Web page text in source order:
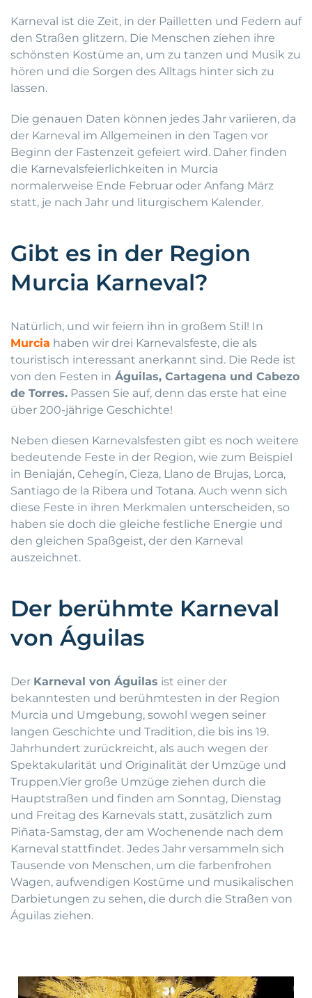
Karneval ist die Zeit, in der Pailletten und Federn auf
den Straßen glitzern. Die Menschen ziehen ihre
schönsten Kostüme an, um zu tanzen und Musik zu
hören und die Sorgen des Alltags hinter sich zu
lassen.
Die genauen Daten können jedes Jahr variieren, da
der Karneval im Allgemeinen in den Tagen vor
Beginn der Fastenzeit gefeiert wird. Daher finden
die Karnevalsfeierlichkeiten in Murcia
normalerweise Ende Februar oder Anfang März
statt, je nach Jahr und liturgischem Kalender.
Gibt es in der Region
Murcia Karneval?
Natürlich, und wir feiern ihn in großem Stil! In
Murcia haben wir drei Karnevalsfeste, die als
touristisch interessant anerkannt sind. Die Rede ist
von den Festen in Águilas, Cartagena und Cabezo
de Torres. Passen Sie auf, denn das erste hat eine
über 200-jährige Geschichte!
Neben diesen Karnevalsfesten gibt es noch weitere
bedeutende Feste in der Region, wie zum Beispiel
in Beniaján, Cehegín, Cieza, Llano de Brujas, Lorca,
Santiago de la Ribera und Totana. Auch wenn sich
diese Feste in ihren Merkmalen unterscheiden, so
haben sie doch die gleiche festliche Energie und
den gleichen Spaßgeist, der den Karneval
auszeichnet.
Der berühmte Karneval
von Águilas
Der Karneval von Águilas ist einer der
bekanntesten und berühmtesten in der Region
Murcia und Umgebung, sowohl wegen seiner
langen Geschichte und Tradition, die bis ins 19.
Jahrhundert zurückreicht, als auch wegen der
Spektakularität und Originalität der Umzüge und
Truppen.Vier große Umzüge ziehen durch die
Hauptstraßen und finden am Sonntag, Dienstag
und Freitag des Karnevals statt, zusätzlich zum
Piñata-Samstag, der am Wochenende nach dem
Karneval stattfindet. Jedes Jahr versammeln sich
Tausende von Menschen, um die farbenfrohen
Wagen, aufwendigen Kostüme und musikalischen
Darbietungen zu sehen, die durch die Straßen von
Águilas ziehen.